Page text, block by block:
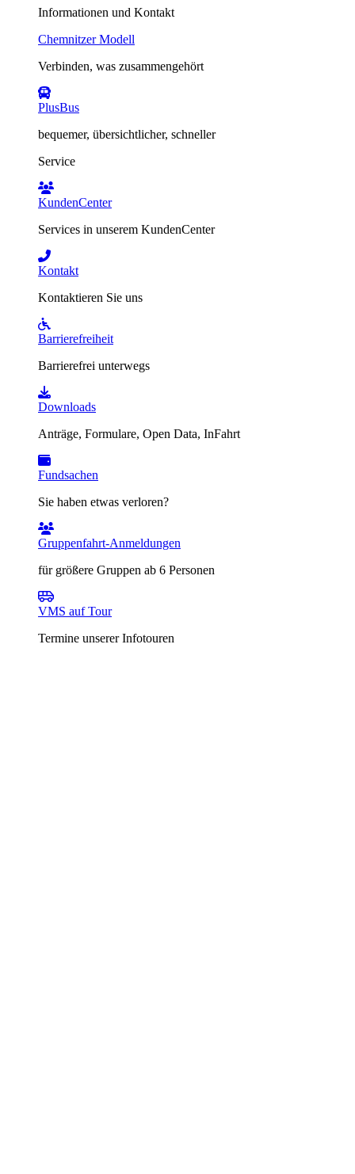
Informationen und Kontakt
Chemnitzer Modell
Verbinden, was zusammengehört
PlusBus
bequemer, übersichtlicher, schneller
Service
KundenCenter
Services in unserem KundenCenter
Kontakt
Kontaktieren Sie uns
Barrierefreiheit
Barrierefrei unterwegs
Downloads
Anträge, Formulare, Open Data, InFahrt
Fundsachen
Sie haben etwas verloren?
Gruppenfahrt-Anmeldungen
für größere Gruppen ab 6 Personen
VMS auf Tour
Termine unserer Infotouren